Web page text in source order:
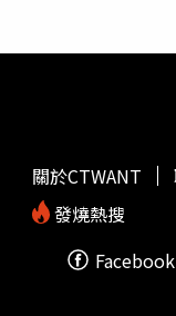
關於CTWANT
發燒熱搜
Facebook